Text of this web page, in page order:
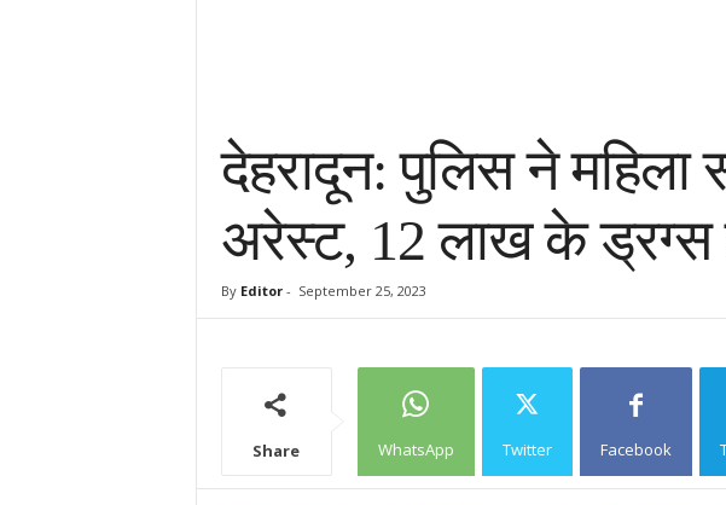
देहरादून: पुलिस ने
अरेस्ट, 12 लाख के ड्रग्स
By Editor- September 25, 2023
Share WhatsApp Twitter Facebook